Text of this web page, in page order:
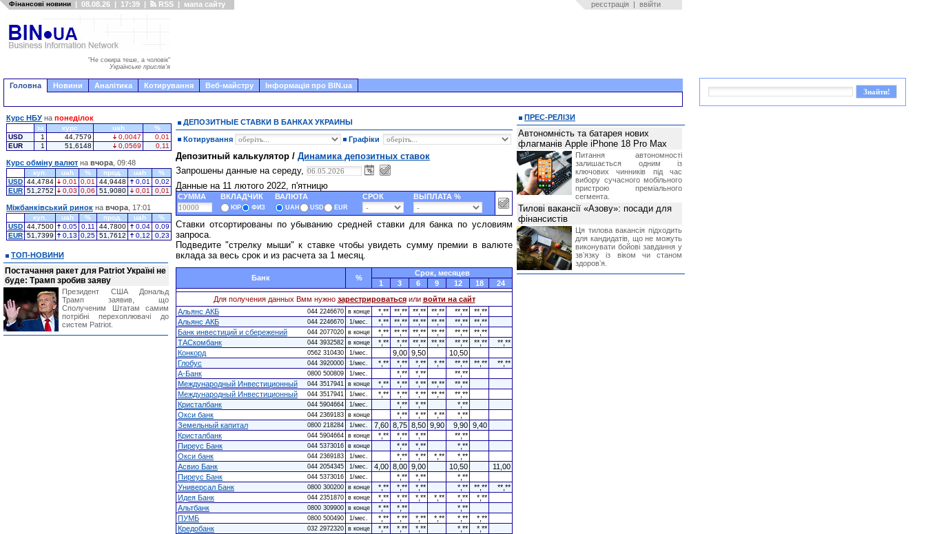
Фінансові новини | 08.08.26 | 17:39 | RSS | мапа сайту реєстрація | ввійти
"Не сокира теше, а чоловік"
Українське прислів'я
Головна Новини Аналітика Котирування Веб-майстру Інформація про BIN.ua
ДЕПОЗИТНЫЕ СТАВКИ В БАНКАХ УКРАИНЫ
Котирування Графіки
Депозитный калькулятор / Динамика депозитных ставок
Запрошены данные на середу,
Данные на 11 лютого 2022, п'ятницю
СУММА ВКЛАДЧИК ВАЛЮТА СРОК ВЫПЛАТА %
ЮР ФИЗ UAH USD EUR
Ставки отсортированы по убыванию средней ставки для банка по условиям
запроса.
Подведите "стрелку мыши" к ставке чтобы увидеть сумму премии в валюте
вклада за весь срок и из расчета за 1 месяц.
Банк %
Cрок, месяцев
1
3 6 9 12 18
24
Для получения данных Вмм нужно зарестрироватьсяили войти на сайт
Альянс АКБ
044 2246670 в конце *,** **,** **,** **,** **,**
**,**
Альянс АКБ
044 2246670 1/мес. *,** **,** **,** **,** **,**
**,**
Банк инвестиций и сбережений
044 2077020 в конце *,** **,** **,** **,** **,**
**,**
ТАСкомбанк
044 3932582 в конце *,** *,** **,** **,** **,** **,**
**,**
Конкорд
0562 310430 1/мес. 9,00 9,50
10,50
Глобус
044 3920000 1/мес. *,** *,** *,** *,** **,** **,**
**,**
А-Банк
0800 500809 1/мес. *,** *,**
**,**
Международный Инвестиционный
044 3517941 в конце *,** *,** *,** **,**
**,**
Международный Инвестиционный
044 3517941 1/мес. *,** *,** *,** **,**
**,**
Кристалбанк
044 5904664 1/мес. *,** *,**
*,**
Окси банк
044 2369183 в конце *,** *,** *,**
*,**
Земельный капитал
0800 218284 1/мес. 7,60 8,75 8,50 9,90 9,90 9,40
Кристалбанк
044 5904664 в конце *,** *,** *,**
**,**
Пиреус Банк
044 5373016 в конце *,** *,**
*,**
Окси банк
044 2369183 1/мес. *,** *,** *,**
*,**
Асвио Банк
044 2054345 1/мес. 4,00 8,00 9,00 10,50
11,00
Пиреус Банк
044 5373016 1/мес. *,** *,**
*,**
Универсал Банк
0800 300200 в конце *,** *,** *,** *,** **,**
**,**
Идея Банк
044 2351870 в конце *,** *,** *,** *,** *,**
*,**
Альтбанк
0800 309900 в конце *,** *,**
*,**
ПУМБ
0800 500490 1/мес. *,** *,** *,** *,** *,**
*,**
Кредобанк
032 2972320 в конце *,** *,** *,** *,**
*,**
Курс НБУ на понеділок
за курс uah
%
USD
1 44,7579 0,0047
0,01
EUR
1 51,6148 0,0569 0,11
Курс обміну валют на вчора , 09:48
куп. uah % прод. uah
%
USD 44,4784 0,01 0,01 44,9448 0,01
0,02
EUR 51,2752 0,03 0,06 51,9080 0,01 0,01
Міжбанківський ринок на вчора , 17:01
куп. uah % прод. uah
%
USD 44,7500 0,05 0,11 44,7800 0,04
0,09
EUR 51,7399 0,13 0,25 51,7612 0,12 0,23
ТОП-НОВИНИ
Постачання ракет для Patriot Україні не
буде: Трамп зробив заяву
Президент США Дональд
Трамп заявив, що
Сполученим Штатам самим
потрібні перехоплювачі до
систем Patriot.
ПРЕС-РЕЛІЗИ
Автономність та батарея нових
флагманів Apple iPhone 18 Pro Max
Питання автономності
залишається одним із
ключових чинників під час
вибору сучасного мобільного
пристрою преміального
сегмента.
Тилові вакансії «Азову»: посади для
фінансистів
Ця тилова вакансія підходить
для кандидатів, що не можуть
виконувати бойові завдання у
звʼязку із віком чи станом
здоровʼя.